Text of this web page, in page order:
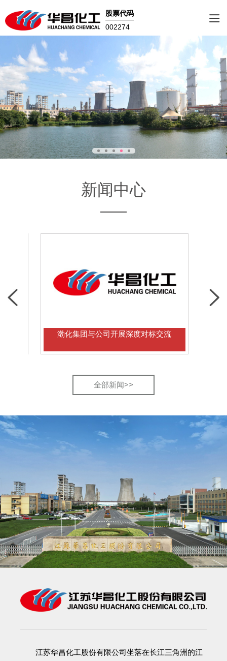
股票代码
002274
新闻中心
渤化集团与公司开展深度对标交流
全部新闻>>
江苏华昌化工股份有限公司坐落在长江三角洲的江